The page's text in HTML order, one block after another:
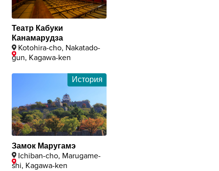
Театр Кабуки
Канамарудза
Kotohira-cho, Nakatado-
gun, Kagawa-ken
История
Замок Маругамэ
Ichiban-cho, Marugame-
shi, Kagawa-ken